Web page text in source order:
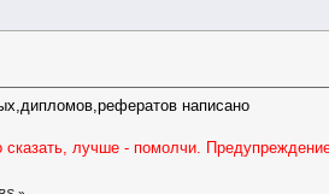
написано
лучше - помолчи.